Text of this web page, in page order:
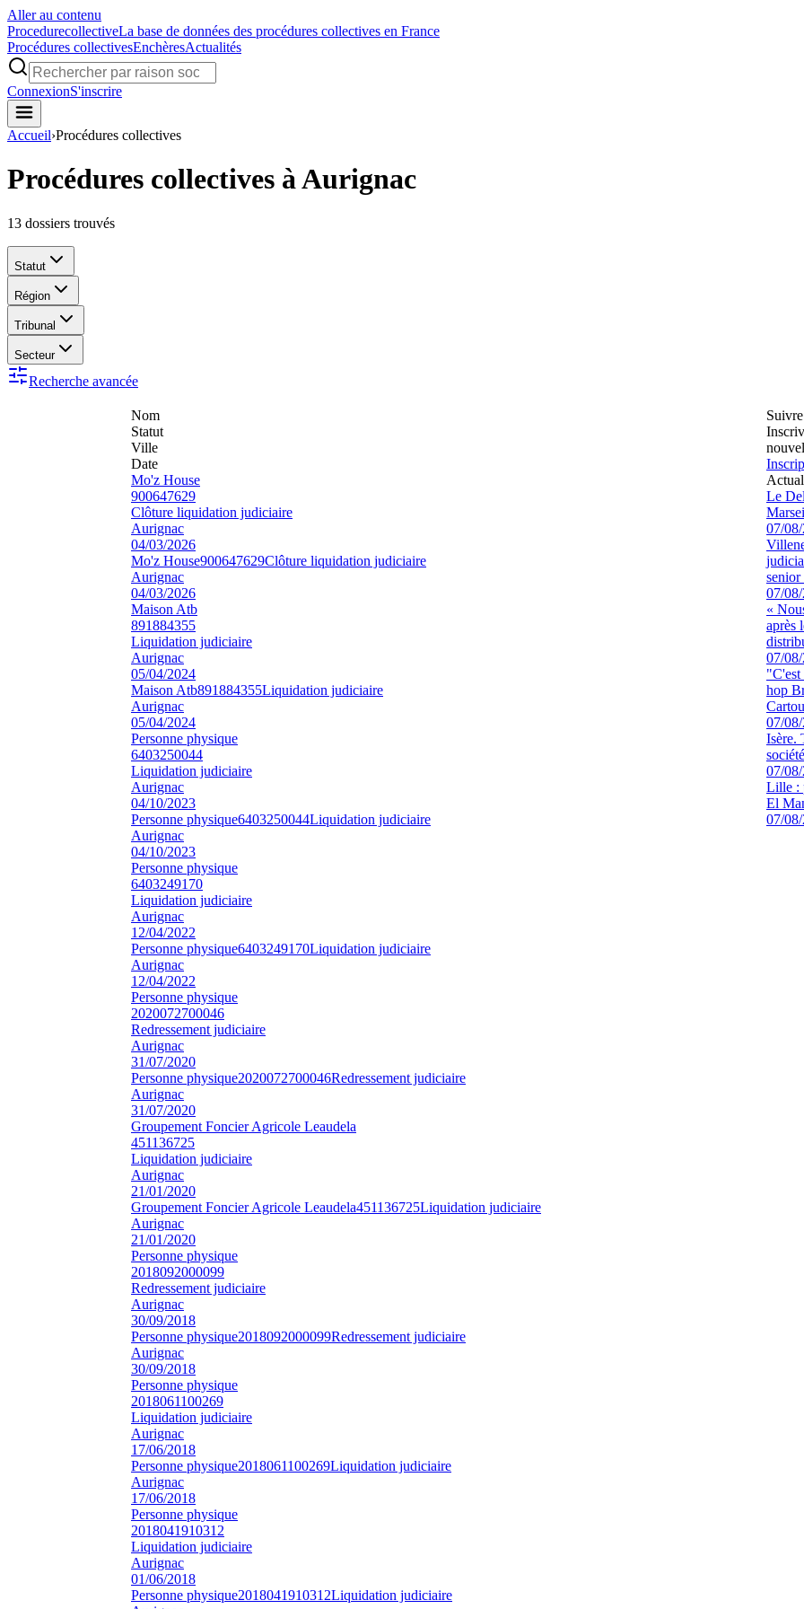
Aller au contenu
ProcedurecollectiveLa base de données des procédures collectives en France
Procédures collectivesEnchèresActualités
ConnexionS'inscrire
Accueil›Procédures collectives
Procédures collectives à Aurignac
13 dossiers trouvés
Statut
Région
Tribunal
Secteur
Recherche avancée
Nom
Statut
Ville
Date
Mo'z House
900647629
Clôture liquidation judiciaire
Aurignac
04/03/2026
Mo'z House900647629Clôture liquidation judiciaire
Aurignac
04/03/2026
Maison Atb
891884355
Liquidation judiciaire
Aurignac
05/04/2024
Maison Atb891884355Liquidation judiciaire
Aurignac
05/04/2024
Personne physique
6403250044
Liquidation judiciaire
Aurignac
04/10/2023
Personne physique6403250044Liquidation judiciaire
Aurignac
04/10/2023
Personne physique
6403249170
Liquidation judiciaire
Aurignac
12/04/2022
Personne physique6403249170Liquidation judiciaire
Aurignac
12/04/2022
Personne physique
2020072700046
Redressement judiciaire
Aurignac
31/07/2020
Personne physique2020072700046Redressement judiciaire
Aurignac
31/07/2020
Groupement Foncier Agricole Leaudela
451136725
Liquidation judiciaire
Aurignac
21/01/2020
Groupement Foncier Agricole Leaudela451136725Liquidation judiciaire
Aurignac
21/01/2020
Personne physique
2018092000099
Redressement judiciaire
Aurignac
30/09/2018
Personne physique2018092000099Redressement judiciaire
Aurignac
30/09/2018
Personne physique
2018061100269
Liquidation judiciaire
Aurignac
17/06/2018
Personne physique2018061100269Liquidation judiciaire
Aurignac
17/06/2018
Personne physique
2018041910312
Liquidation judiciaire
Aurignac
01/06/2018
Personne physique2018041910312Liquidation judiciaire
Le
07/
07/
«
après
07/
"C'est
hop
07/
Isère.
07/
Lille :
El
07/